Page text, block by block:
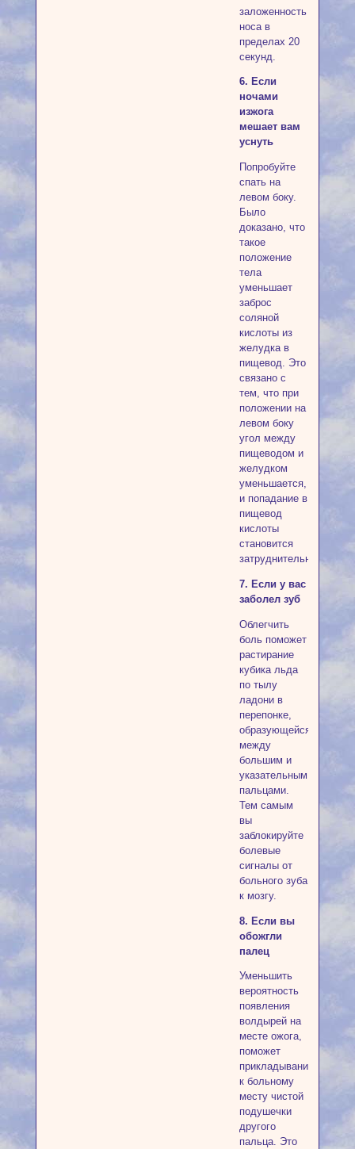
заложенность
носа в
пределах 20
секунд.
6. Если
ночами
изжога
мешает вам
уснуть
Попробуйте
спать на
левом боку.
Было
доказано, что
такое
положение
тела
уменьшает
заброс
соляной
кислоты из
желудка в
пищевод. Это
связано с
тем, что при
положении на
левом боку
угол между
пищеводом и
желудком
уменьшается,
и попадание в
пищевод
кислоты
становится
затруднительным.
7. Если у вас
заболел зуб
Облегчить
боль поможет
растирание
кубика льда
по тылу
ладони в
перепонке,
образующейся
между
большим и
указательным
пальцами.
Тем самым
вы
заблокируйте
болевые
сигналы от
больного зуба
к мозгу.
8. Если вы
обожгли
палец
Уменьшить
вероятность
появления
волдырей на
месте ожога,
поможет
прикладывание
к больному
месту чистой
подушечки
другого
пальца. Это